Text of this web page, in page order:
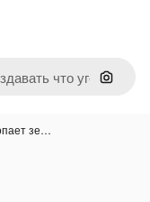
Поиск
зе…